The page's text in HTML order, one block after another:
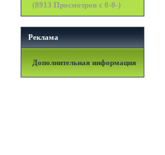
(8913 Просмотров с 0-0-)
Реклама
Дополнительная информация